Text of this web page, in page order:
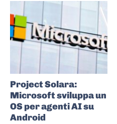
Project Solara:
Microsoft sviluppa un
OS per agenti AI su
Android